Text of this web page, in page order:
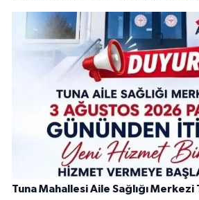
Tuna Mahallesi Aile Sağlığı Merkezi